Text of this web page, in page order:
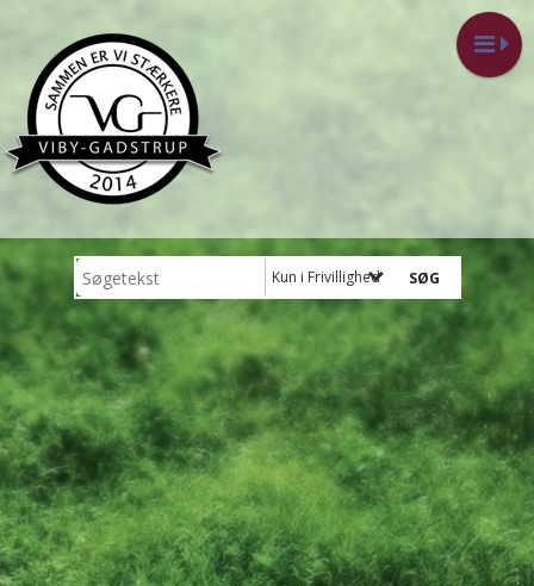
Kun i Frivillighed